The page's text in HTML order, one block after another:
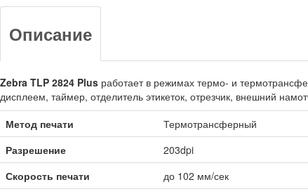
Описание
Zebra TLP 2824 Plus работает в режимах термо- и
дисплеем, таймер, отделитель этикеток, отрезчик, внешний
Метод печати
Термотрансферный
Разрешение
203dpi
Скорость печати
до 102 мм/сек